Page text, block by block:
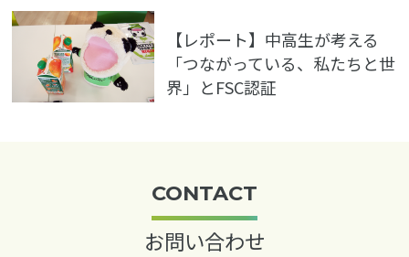
【レポート】中高生が考える
「つながっている、私たちと世
界」とFSC認証
CONTACT
お問い合わせ